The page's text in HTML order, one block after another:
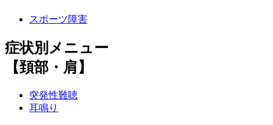
スポーツ障害
症状別メニュー
【頚部・肩】
突発性難聴
耳鳴り